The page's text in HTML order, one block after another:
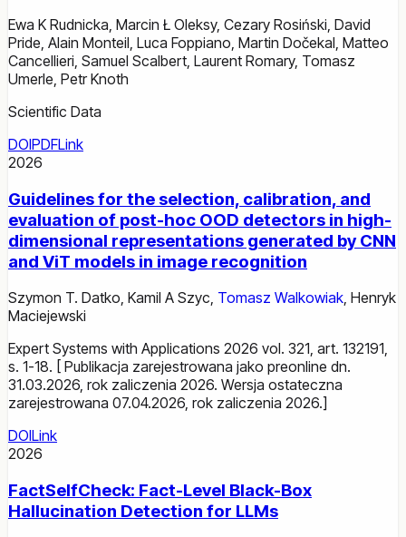
Ewa K Rudnicka Marcin Ł Oleksy, Cezary Rosiński David
Pride Alain Monteil Luca Foppiano Martin Dočekal Matteo
Cancellieri Samuel Scalbert Laurent Romary, Tomasz
Umerle Petr Knoth
Scientific Data
DOIPDFLink
2026
Guidelines for the selection, calibration, and
evaluation of post-hoc OOD detectors in high-
dimensional representations generated by CNN
and ViT models in image recognition
Szymon T. Datko, Kamil A Szyc, Tomasz Walkowiak, Henryk
Maciejewski
Expert Systems with Applications 2026 vol. 321, art. 132191,
s. 1-18. [ Publikacja zarejestrowana jako preonline dn.
31.03.2026, rok zaliczenia 2026. Wersja ostateczna
zarejestrowana 07.04.2026, rok zaliczenia 2026.]
DOILink
2026
FactSelfCheck: Fact-Level Black-Box
Hallucination Detection for LLMs